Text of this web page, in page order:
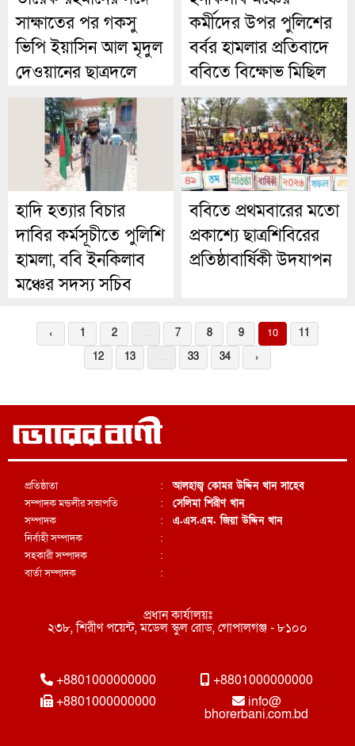
সাক্ষাতের পর গকসু
ভিপি ইয়াসিন আল মৃদুল
দেওয়ানের ছাত্রদলে
যোগদান
কর্মীদের উপর পুলিশের
বর্বর হামলার প্রতিবাদে
ববিতে বিক্ষোভ মিছিল
হাদি হত্যার বিচার
দাবির কর্মসূচীতে পুলিশি
হামলা, ববি ইনকিলাব
মঞ্চের সদস্য সচিব
ববিতে প্রথমবারের মতো
প্রকাশ্যে ছাত্রশিবিরের
প্রতিষ্ঠাবার্ষিকী উদযাপন
‹ 1 2 ... 7 8 9 10
11
12
13 ... 33 34 ›
প্রতিষ্ঠাতা
সম্পাদক মন্ডলীর সভাপতি
সম্পাদক
নির্বাহী সম্পাদক
সহকারী সম্পাদক
বার্তা সম্পাদক
:
:
:
:
:
:
আলহাজ্ব কোমর উদ্দিন খান সাহেব
সেলিমা শিরীণ খান
এ.এস.এম. জিয়া উদ্দিন খান
প্রধান কার্যালয়ঃ
২৩৮, শিরীণ পয়েন্ট, মডেল স্কুল রোড, গোপালগঞ্জ - ৮১০০
+8801000000000
+8801000000000
+8801000000000
info@
bhorerbani.com.bd